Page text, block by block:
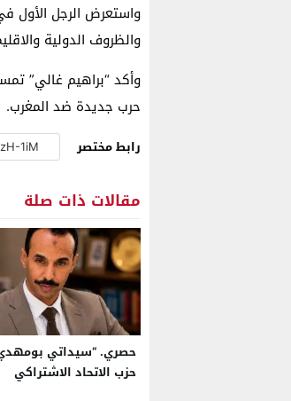
واستعرض الرجل الأول
والظروف الدولية
وأكد “براهيم غالي”
حرب جديدة ضد المغرب.
رابط مختصر
مقالات ذات صلة
حصري. “سيداتي
حزب الاتحاد الاشتراكي